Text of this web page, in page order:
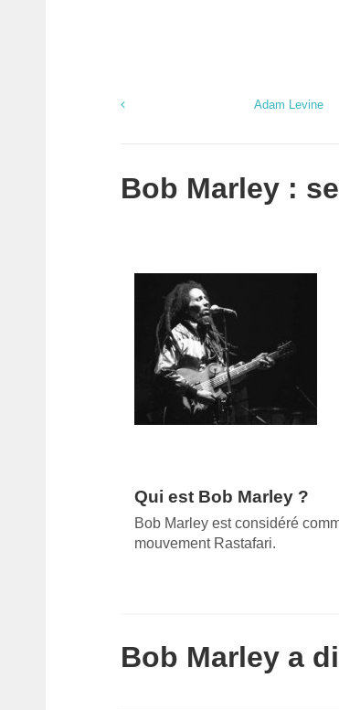
Adam Levine
Bob Marley :
Qui est Bob Marley ?
Bob Marley est considéré
mouvement Rastafari.
Bob Marley a